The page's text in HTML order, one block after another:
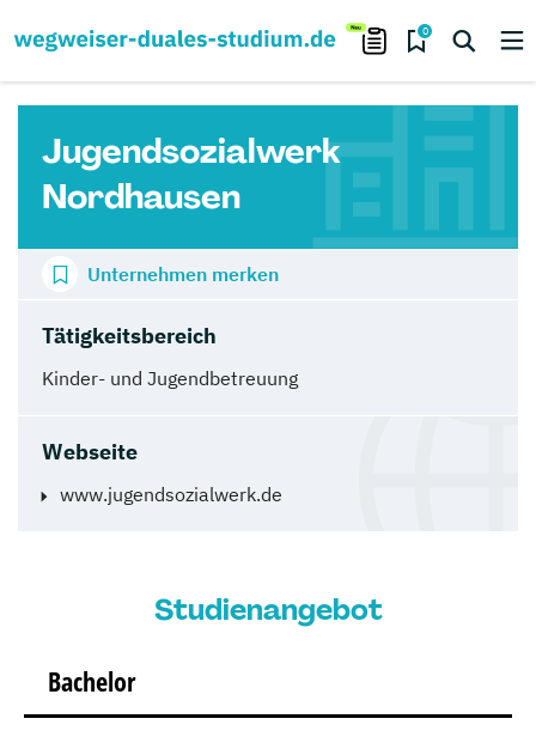
0
Jugendsozialwerk
Nordhausen
Tätigkeitsbereich
Kinder- und Jugendbetreuung
Webseite
www.jugendsozialwerk.de
Unternehmen merken
Studienangebot
Bachelor